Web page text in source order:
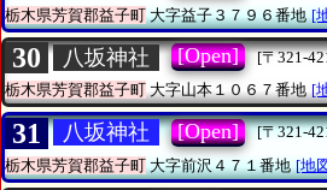
栃木県芳賀郡益子町大字益子３７９６番地 [
30 八坂神社 [Open]
[〒321-
栃木県芳賀郡益子町大字山本１０６７番地 [
31 八坂神社 [Open]
[〒321-
栃木県芳賀郡益子町大字前沢４７１番地 [地